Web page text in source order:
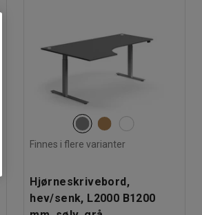
Finnes i flere varianter
Hjørneskrivebord,
hev/senk, L2000 B1200